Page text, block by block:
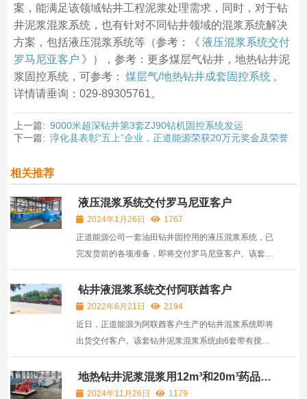
案，能满足该领域钻井工程泥浆处理需求，同时，对于钻
井泥浆混浆系统，也有针对不同钻井领域的混浆系统解决
方案，包括液压混浆系统等（参考：《 液压混浆系统交付
罗马尼亚客户 》），参考：更多煤层气钻井，地热钻井泥
浆固控系统，可参考： 煤层气/地热钻井成套固控系统 。
详情请垂询：029-89305761。
上一篇: 9000米超深钻井第3套ZJ90钻机固控系统发运
下一篇: 淳化县表彰“五上”企业，正道能源荣获20万元奖金及荣誉
相关推荐
液压混浆系统交付罗马尼亚客户
2024年1月26日
1767
正道能源公司一套油田钻井固控用的液压混浆系统，已
完发货前的各项准备，即将交付罗马尼亚客户。该套液
压混浆系统由液压混浆罐，液压水罐，以及射流混浆装
置及泥浆搅拌器组成，系统将配套用于客户的石油钻井
固控系统混浆使用。
钻井液混浆系统交付阿联酋客户
2022年6月21日
2194
近日，正道能源为阿联酋客户生产的钻井混浆系统即将
出货交付客户。该套钻井泥浆混浆系统由6套带有搅拌
器和混浆设备以及电控等基础设备的泥浆罐组成，每套
泥浆罐的规格为11500x3000x2700mm，有效容积为
80方。可配套油田固控系设备作为泥浆固控系统使用。
地热钻井泥浆混浆用12m³和20m³药品混
合罐交付客户
2024年11月26日
1179